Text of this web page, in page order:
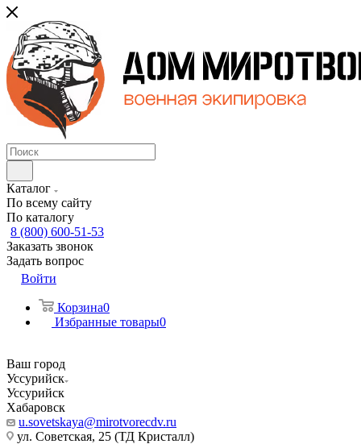
Каталог
По всему сайту
По каталогу
8 (800) 600-51-53
Заказать звонок
Задать вопрос
Войти
Корзина0
Избранные товары0
Ваш город
Уссурийск
Уссурийск
Хабаровск
u.sovetskaya@mirotvorecdv.ru
ул. Советская, 25 (ТД Кристалл)